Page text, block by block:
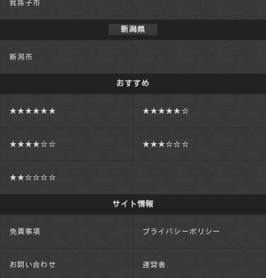
我孫子市
新潟県
新潟市
おすすめ
★★★★★★ ★★★★★☆
★★★★☆☆ ★★★☆☆☆
★★☆☆☆☆
サイト情報
免責事項 プライバシーポリシー
お問い合わせ 運営者